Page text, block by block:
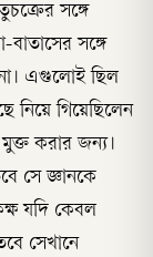
সঙ্গে
সঙ্গে
এগুলোই ছিল
নিয়ে গিয়েছিলেন
করার জন্য।
সে জ্ঞানকে
যদি কেবল
সেখানে